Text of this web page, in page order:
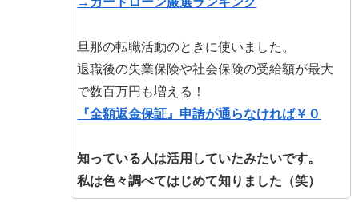
旦那の転職活動のときに使いました。
退職後の失業保険や社会保険の受給額が最大
で数百万円も増える！
『全額返金保証』申請が通らなければ￥０
知っている人は活用していたみたいです。
私は色々調べてはじめて知りました（笑）